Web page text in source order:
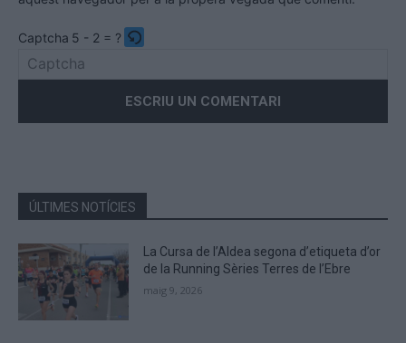
Captcha 5 - 2 = ?
the
the
CAPTCHA
to
verify
that
you
ÚLTIMES NOTÍCIES
La Cursa de l’Aldea segona d’etiqueta d’or
de la Running Sèries Terres de l’Ebre
maig 9, 2026